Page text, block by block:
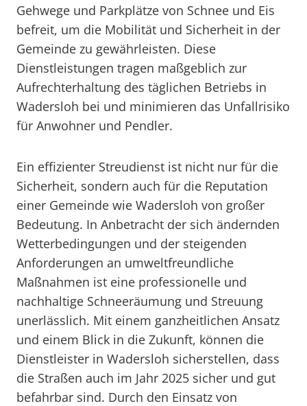
Gehwege und Parkplätze von Schnee und Eis
befreit, um die Mobilität und Sicherheit in der
Gemeinde zu gewährleisten. Diese
Dienstleistungen tragen maßgeblich zur
Aufrechterhaltung des täglichen Betriebs in
Wadersloh bei und minimieren das Unfallrisiko
für Anwohner und Pendler.
Ein effizienter Streudienst ist nicht nur für die
Sicherheit, sondern auch für die Reputation
einer Gemeinde wie Wadersloh von großer
Bedeutung. In Anbetracht der sich ändernden
Wetterbedingungen und der steigenden
Anforderungen an umweltfreundliche
Maßnahmen ist eine professionelle und
nachhaltige Schneeräumung und Streuung
unerlässlich. Mit einem ganzheitlichen Ansatz
und einem Blick in die Zukunft, können die
Dienstleister in Wadersloh sicherstellen, dass
die Straßen auch im Jahr 2025 sicher und gut
befahrbar sind. Durch den Einsatz von